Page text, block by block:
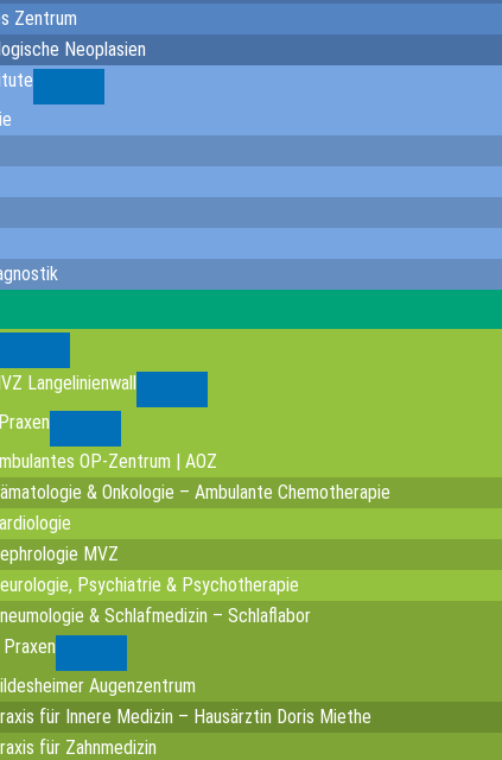
Zentrum
Neoplasien
Langelinienwall
OP-Zentrum | AOZ
& Onkologie – Ambulante Chemotherapie
MVZ
Psychiatrie & Psychotherapie
& Schlafmedizin – Schlaflabor
Augenzentrum
für Innere Medizin – Hausärztin Doris Miethe
für Zahnmedizin